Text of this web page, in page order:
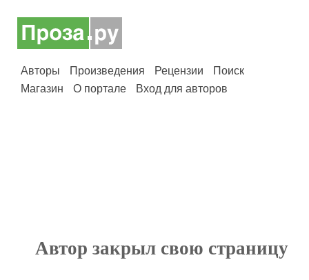
Авторы Произведения Рецензии
Поиск
Магазин
О портале Вход для авторов
Автор закрыл свою страницу